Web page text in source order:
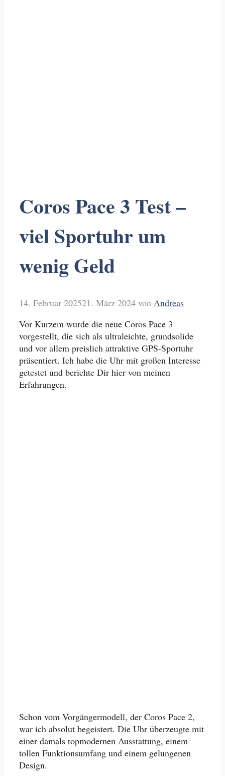
Coros Pace 3 Test –
viel Sportuhr um
wenig Geld
14. Februar 202521. März 2024 von Andreas
Vor Kurzem wurde die neue Coros Pace 3
vorgestellt, die sich als ultraleichte, grundsolide
und vor allem preislich attraktive GPS-Sportuhr
präsentiert. Ich habe die Uhr mit großen Interesse
getestet und berichte Dir hier von meinen
Erfahrungen.
Schon vom Vorgängermodell, der Coros Pace 2,
war ich absolut begeistert. Die Uhr überzeugte mit
einer damals topmodernen Ausstattung, einem
tollen Funktionsumfang und einem gelungenen
Design.